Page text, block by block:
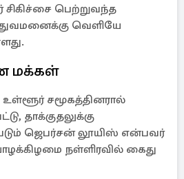
சிகிச்சை பெற்றுவந்த
வெளியே
மக்கள்
சமூகத்தினரால்
தாக்குதலுக்கு
ஜெபர்சன் லூயிஸ் என்பவர்
நள்ளிரவில் கைது